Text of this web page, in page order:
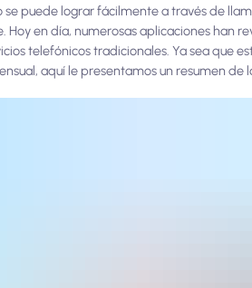
se puede lograr fácilmente a través de
en día, numerosas aplicaciones han
telefónicos tradicionales. Ya sea que
aquí le presentamos un resumen